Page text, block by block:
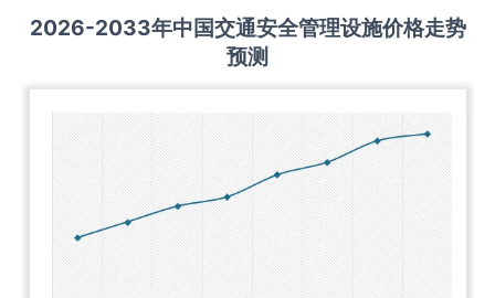
2026-2033年中国交通安全管理设施价格走势
预测